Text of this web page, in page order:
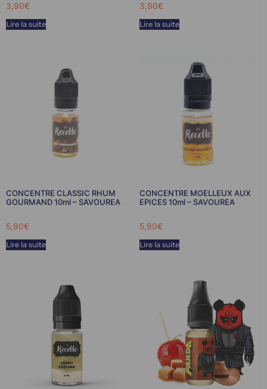
3,90€
Lire la suite
3,90€
Lire la suite
CONCENTRE CLASSIC RHUM
GOURMAND 10ml – SAVOUREA
5,90€
Lire la suite
CONCENTRE MOELLEUX AUX
EPICES 10ml – SAVOUREA
5,90€
Lire la suite